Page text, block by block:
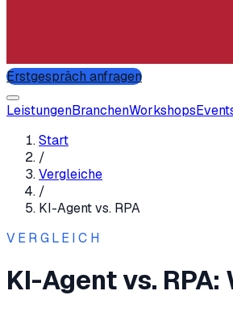
Erstgespräch anfragen
LeistungenBranchenWorkshops
Start
/
Vergleiche
/
KI-Agentvs. RPA
VERGLEICH
KI-Agent vs.